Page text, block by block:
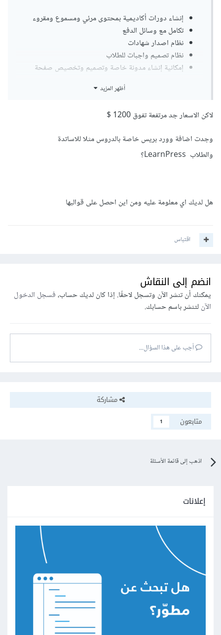
إنشاء دورات أكاديمية بمحتوى مرئي ومسموع ومقروء
تكامل مع وسائل الدفع
نظام اصدار شهادات
نظام تصميم واجبات للطلاب
إمكانية إنشاء مدونة خاصة وتصميم وتخصيص صفحة
إضافة مشروعك فيمستقلوتوضيح كافة المتطلبات وسيتقدم من
يمتلك الخبرة الكافية لتطوير المشروع بعرضه
أظهر المزيد
لاكن الاسعار جد مرتفعة تفوق 1200 $
وجدت اضافة وورد بريس خاصة بالدروس مثلا للاساتدة
والطلاب LearnPress؟
هل لديك اي معلومة عليه ومن اين احصل على قوالبها
اقتباس
انضم إلى النقاش
يمكنك أن تنشر الآن وتسجل لاحقًا. إذا كان لديك حساب،فسجل الدخول
الآنلتنشر باسم حسابك.
أجب على هذا السؤال...
مشاركة
متابعون
1
اذهب إلى قائمة الأسئلة
إعلانات